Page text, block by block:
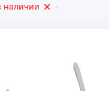
наличии •